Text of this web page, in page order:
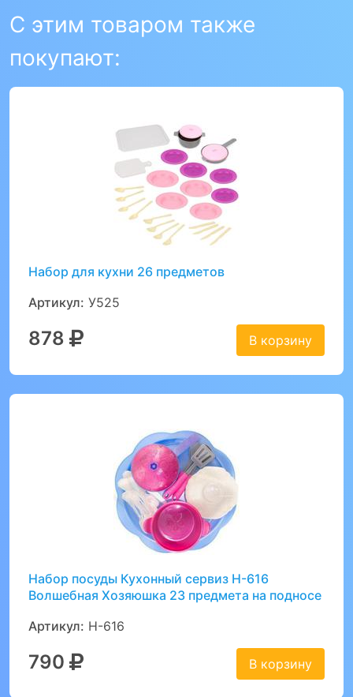
С этим товаром также
покупают:
Набор для кухни 26 предметов
Артикул: У525
878 В корзину
Набор посуды Кухонный сервиз Н-616
Волшебная Хозяюшка 23 предмета на подносе
Артикул: Н-616
790 В корзину